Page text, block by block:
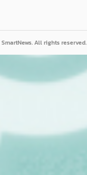
All rights reserved.